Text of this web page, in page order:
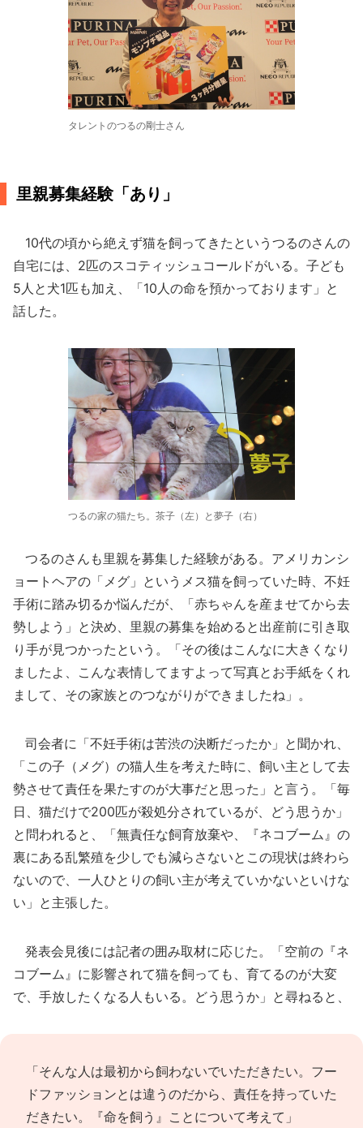
タレントのつるの剛士さん
里親募集経験「あり」
10代の頃から絶えず猫を飼ってきたというつるのさんの
自宅には、2匹のスコティッシュコールドがいる。子ども
5人と犬1匹も加え、「10人の命を預かっております」と
話した。
つるの家の猫たち。茶子（左）と夢子（右）
つるのさんも里親を募集した経験がある。アメリカンシ
ョートヘアの「メグ」というメス猫を飼っていた時、不妊
手術に踏み切るか悩んだが、「赤ちゃんを産ませてから去
勢しよう」と決め、里親の募集を始めると出産前に引き取
り手が見つかったという。「その後はこんなに大きくなり
ましたよ、こんな表情してますよって写真とお手紙をくれ
まして、その家族とのつながりができましたね」。
司会者に「不妊手術は苦渋の決断だったか」と聞かれ、
「この子（メグ）の猫人生を考えた時に、飼い主として去
勢させて責任を果たすのが大事だと思った」と言う。「毎
日、猫だけで200匹が殺処分されているが、どう思うか」
と問われると、「無責任な飼育放棄や、『ネコブーム』の
裏にある乱繁殖を少しでも減らさないとこの現状は終わら
ないので、一人ひとりの飼い主が考えていかないといけな
い」と主張した。
発表会見後には記者の囲み取材に応じた。「空前の『ネ
コブーム』に影響されて猫を飼っても、育てるのが大変
で、手放したくなる人もいる。どう思うか」と尋ねると、
「そんな人は最初から飼わないでいただきたい。フー
ドファッションとは違うのだから、責任を持っていた
だきたい。『命を飼う』ことについて考えて」